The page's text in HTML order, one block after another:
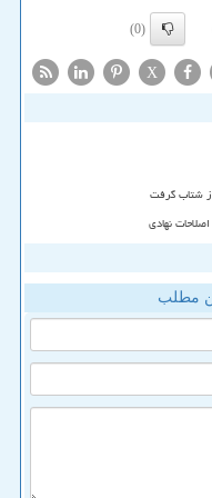
(0)
X
نهادی
مطلب